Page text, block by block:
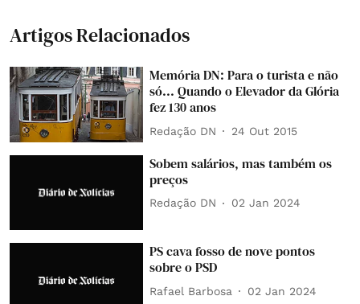
Artigos Relacionados
Memória DN: Para o turista e não
só... Quando o Elevador da Glória
fez 130 anos
Redação DN 24 Out 2015
Sobem salários, mas também os
preços
Redação DN 02 Jan 2024
PS cava fosso de nove pontos
sobre o PSD
Rafael Barbosa 02 Jan 2024